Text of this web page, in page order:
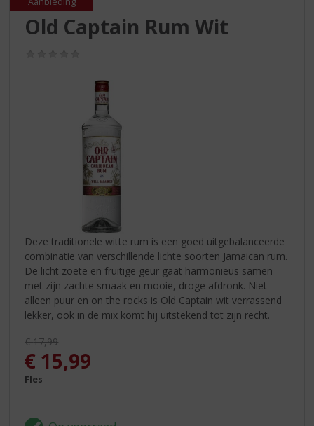
Old Captain Rum Wit
Deze traditionele witte rum is een goed uitgebalanceerde
combinatie van verschillende lichte soorten Jamaican rum.
De licht zoete en fruitige geur gaat harmonieus samen
met zijn zachte smaak en mooie, droge afdronk. Niet
alleen puur en on the rocks is Old Captain wit verrassend
lekker, ook in de mix komt hij uitstekend tot zijn recht.
Originele prijs was:
€17,99
, Huidige prijs is:
€ 15,99
Fles